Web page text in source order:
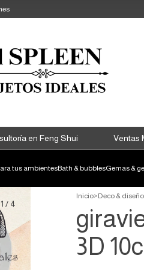
en Feng Shui Ventas
tus ambientesBath & bubblesGemas &
1 / 4
Inicio>Deco & diseño
3D